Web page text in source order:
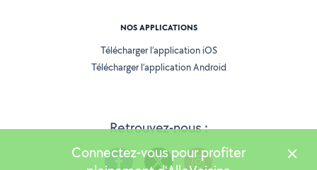
Retrouvez-nous :
NOS APPLICATIONS
Télécharger l’application iOS
Télécharger l’application Android
Connectez-vous pour profiter